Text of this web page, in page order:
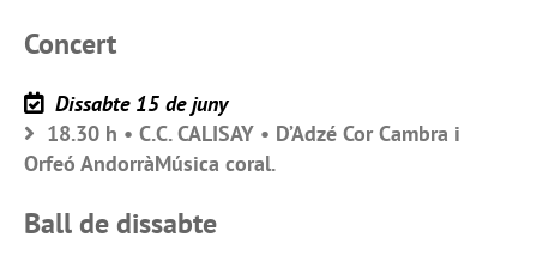
Concert
Dissabte 15 de juny
18.30 h • C.C. CALISAY • D’Adzé Cor Cambra i
Orfeó AndorràMúsica coral.
Ball de dissabte